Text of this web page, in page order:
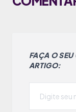
FAÇA O SEU
ARTIGO: